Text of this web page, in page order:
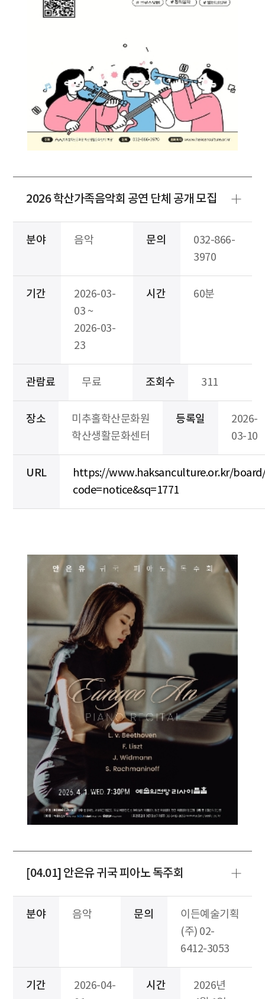
2026 학산가족음악회 공연 단체 공개 모집
분야 음악 문의
032-866-
3970
기간
2026-03-
03 ~
2026-03-
23
시간 60분
관람료 무료 조회수 311
장소
미추홀학산문화원
학산생활문화센터
등록일
2026-
03-10
URL
https://www.haksanculture.or.kr/
code=notice&sq=1771
[04.01] 안은유 귀국 피아노 독주회
분야 음악 문의
이든예술기획
(주) 02-
6412-3053
기간
2026-04-
시간
2026년